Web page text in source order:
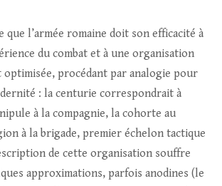
que l’armée romaine doit son efficacité à
du combat et à une organisation
procédant par analogie pour
: la centurie correspondrait à
à la compagnie, la cohorte au
à la brigade, premier échelon tactique
de cette organisation souffre
approximations, parfois anodines (le